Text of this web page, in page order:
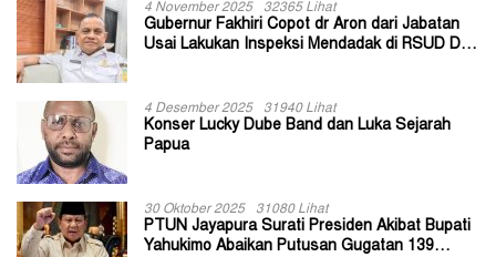
4 November 2025 32365 Lihat
Gubernur Fakhiri Copot dr Aron dari Jabatan
Usai Lakukan Inspeksi Mendadak di RSUD Dok
4 Desember 2025 31940 Lihat
Konser Lucky Dube Band dan Luka Sejarah
Papua
30 Oktober 2025 31080 Lihat
PTUN Jayapura Surati Presiden Akibat Bupati
Yahukimo Abaikan Putusan Gugatan 139